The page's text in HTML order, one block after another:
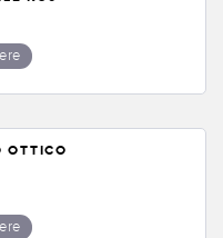
OTTICO